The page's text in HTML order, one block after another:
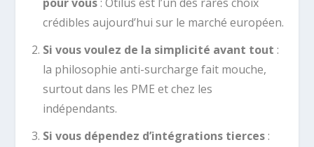
crédibles aujourd’hui sur le marché européen.
Si vous voulez de la simplicité avant tout :
la philosophie anti-surcharge fait mouche,
surtout dans les PME et chez les
indépendants.
Si vous dépendez d’intégrations tierces: